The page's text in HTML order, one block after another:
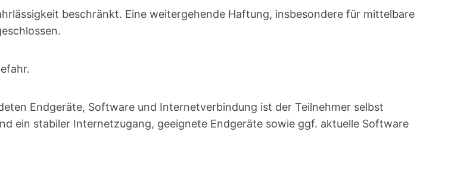
beschränkt. Eine weitergehende Haftung, insbesondere für mittelbare
Endgeräte, Software und Internetverbindung ist der Teilnehmer selbst
ein stabiler Internetzugang, geeignete Endgeräte sowie ggf. aktuelle Software